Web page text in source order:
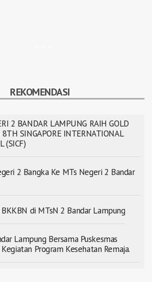
REKOMENDASI
2 BANDAR LAMPUNG RAIH GOLD
8TH SINGAPORE INTERNATIONAL
(SICF)
2 Bangka Ke MTs Negeri 2 Bandar
BKKBN di MTsN 2 Bandar Lampung
Lampung Bersama Puskesmas
Program Kesehatan Remaja.